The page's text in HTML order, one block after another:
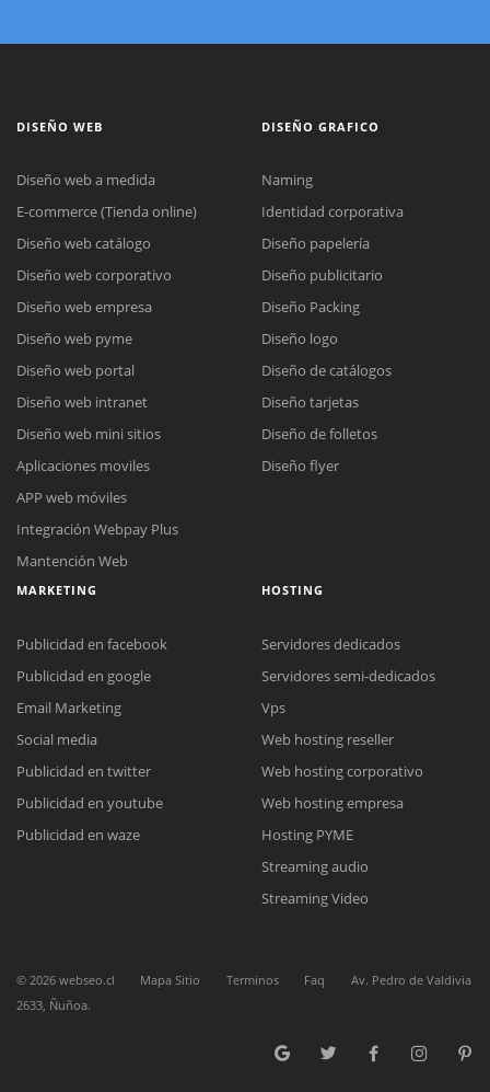
Reunión online
Nuestros ejecutivos le enviarán un correo electrónico con el enlace a
Cotización
Complete el formulario y nos contactaremos a la brevedad.
Chat Online
Todos nuestros ejecutivos están fuera de línea. Complete el formulario
para enviarnos un correo electrónico con sus datos personales.
DISEÑO WEB
Diseño web a medida
E-commerce (Tienda online)
Diseño web catálogo
Diseño web corporativo
Diseño web empresa
Diseño web pyme
Diseño web portal
Diseño web intranet
Diseño web mini sitios
Aplicaciones moviles
APP web móviles
Integración Webpay Plus
Mantención Web
DISEÑO GRAFICO
Naming
Identidad corporativa
Diseño papelería
Diseño publicitario
Diseño Packing
Diseño logo
Diseño de catálogos
Diseño tarjetas
Diseño de folletos
Diseño flyer
MARKETING
Publicidad en facebook
Publicidad en google
Email Marketing
Social media
Publicidad en twitter
Publicidad en youtube
Publicidad en waze
HOSTING
Servidores dedicados
Servidores semi-dedicados
Vps
Web hosting reseller
Web hosting corporativo
Web hosting empresa
Hosting PYME
Streaming audio
Streaming Video
© 2026 webseo.cl Mapa Sitio Terminos Faq
Av. Pedro de Valdivia
2633, Ñuñoa.